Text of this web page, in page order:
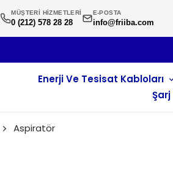
MÜŞTERİ HİZMETLERİ
0 (212) 578 28 28
E-POSTA
info@friiba.com
Enerji Ve Tesisat Kabloları
Aspiratör